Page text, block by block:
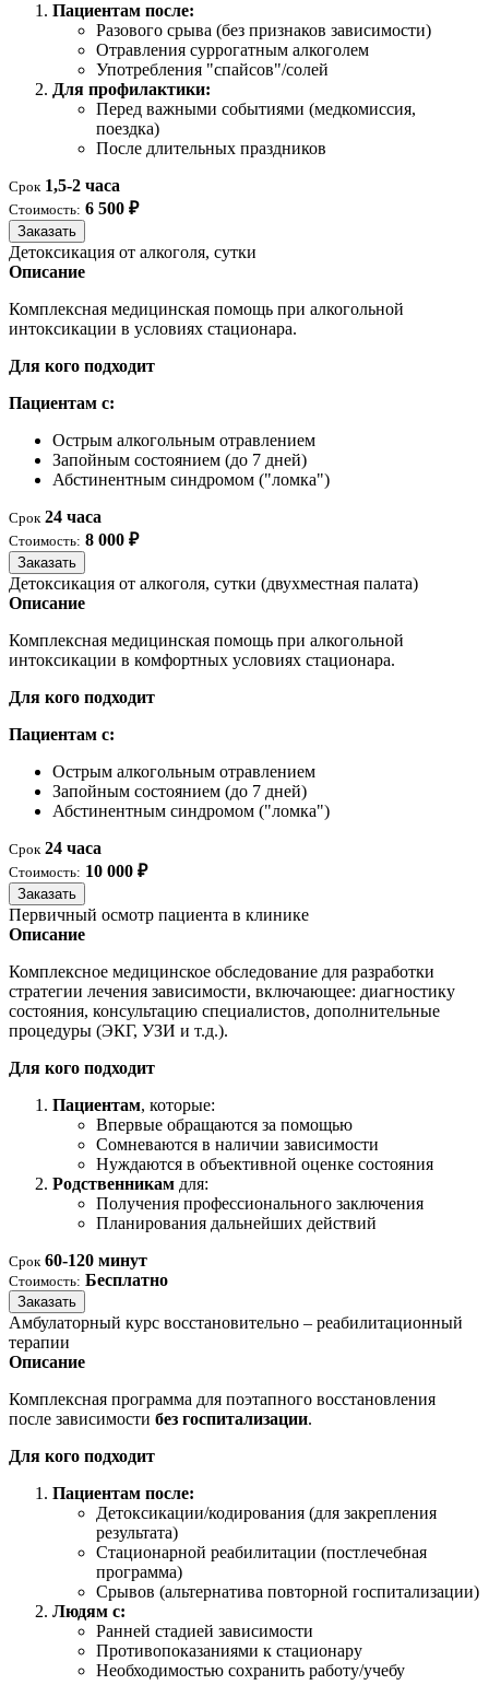
Пациентам после:
Разового срыва (без признаков зависимости)
Отравления суррогатным алкоголем
Употребления "спайсов"/солей
Для профилактики:
Перед важными событиями (медкомиссия,
поездка)
После длительных праздников
Срок 1,5-2 часа
Стоимость: 6 500 ₽
Заказать
Детоксикация от алкоголя, сутки
Описание
Комплексная медицинская помощь при алкогольной
интоксикации в условиях стационара.
Для кого подходит
Пациентам с:
Острым алкогольным отравлением
Запойным состоянием (до 7 дней)
Абстинентным синдромом ("ломка")
Срок 24 часа
Стоимость: 8 000 ₽
Заказать
Детоксикация от алкоголя, сутки (двухместная палата)
Описание
Комплексная медицинская помощь при алкогольной
интоксикации в комфортных условиях стационара.
Для кого подходит
Пациентам с:
Острым алкогольным отравлением
Запойным состоянием (до 7 дней)
Абстинентным синдромом ("ломка")
Срок 24 часа
Стоимость: 10 000 ₽
Заказать
Первичный осмотр пациента в клинике
Описание
Комплексное медицинское обследование для разработки
стратегии лечения зависимости, включающее: диагностику
состояния, консультацию специалистов, дополнительные
процедуры (ЭКГ, УЗИ и т.д.).
Для кого подходит
Пациентам, которые:
Впервые обращаются за помощью
Сомневаются в наличии зависимости
Нуждаются в объективной оценке состояния
Родственникам для:
Получения профессионального заключения
Планирования дальнейших действий
Срок 60-120 минут
Стоимость: Бесплатно
Заказать
Амбулаторный курс восстановительно – реабилитационный
терапии
Описание
Комплексная программа для поэтапного восстановления
после зависимости без госпитализации.
Для кого подходит
Пациентам после:
Детоксикации/кодирования (для закрепления
результата)
Стационарной реабилитации (постлечебная
программа)
Срывов (альтернатива повторной госпитализации)
Людям с:
Ранней стадией зависимости
Противопоказаниями к стационару
Необходимостью сохранить работу/учебу